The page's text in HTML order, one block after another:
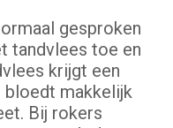
gesproken
tandvlees toe en
krijgt een
bloedt makkelijk
Bij rokers